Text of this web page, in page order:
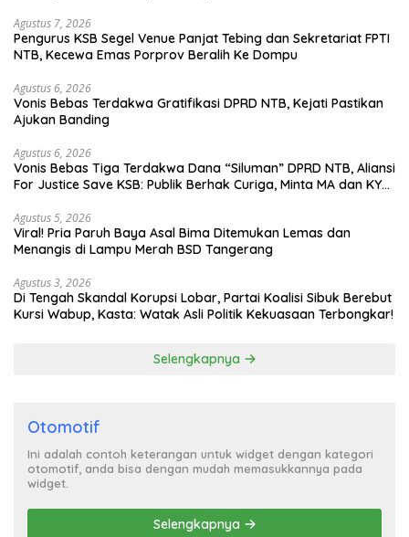
Agustus 7, 2026
Pengurus KSB Segel Venue Panjat Tebing dan Sekretariat FPTI
NTB, Kecewa Emas Porprov Beralih Ke Dompu
Agustus 6, 2026
Vonis Bebas Terdakwa Gratifikasi DPRD NTB, Kejati Pastikan
Ajukan Banding
Agustus 6, 2026
Vonis Bebas Tiga Terdakwa Dana “Siluman” DPRD NTB, Aliansi
For Justice Save KSB: Publik Berhak Curiga, Minta MA dan KY
Agustus 5, 2026
Viral! Pria Paruh Baya Asal Bima Ditemukan Lemas dan
Menangis di Lampu Merah BSD Tangerang
Agustus 3, 2026
Di Tengah Skandal Korupsi Lobar, Partai Koalisi Sibuk Berebut
Kursi Wabup, Kasta: Watak Asli Politik Kekuasaan Terbongkar!
Selengkapnya
Otomotif
Ini adalah contoh keterangan untuk widget dengan kategori
otomotif, anda bisa dengan mudah memasukkannya pada
widget.
Selengkapnya